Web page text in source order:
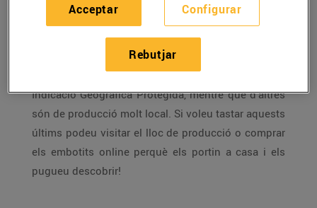
Catalunya central, que han convertit aquests
productes en imprescindibles de moltes cases.
Alguns dels embotits tradicionals catalans estan
protegits amb Denominació d’Origen o amb
Indicació Geogràfica Protegida, mentre que d’altres
són de producció molt local. Si voleu tastar aquests
últims podeu visitar el lloc de producció o comprar
els embotits online perquè els portin a casa i els
pugueu descobrir!
Configurar
Rebutjar
Acceptar